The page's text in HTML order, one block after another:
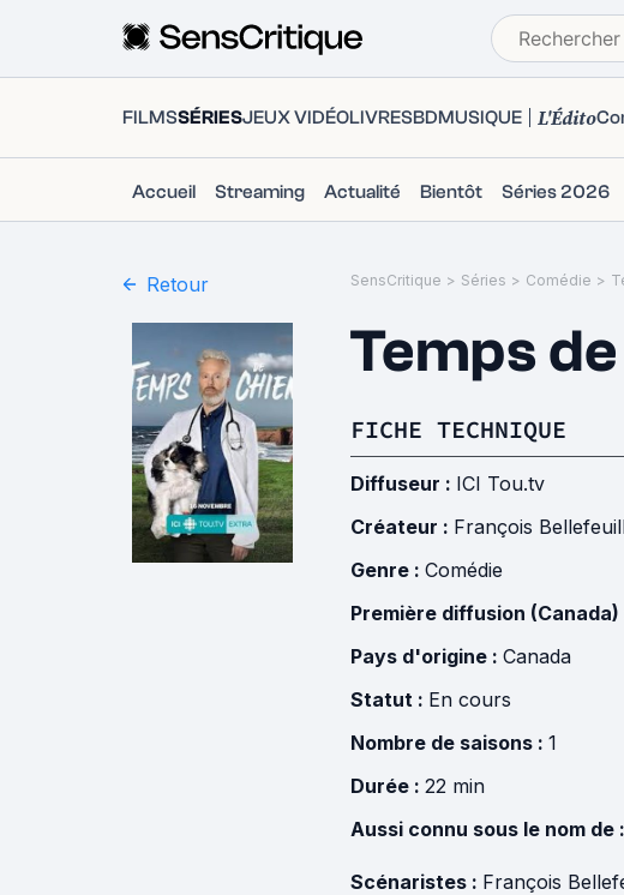
FILMSSÉRIESJEUX VIDÉOLIVRESBDMUSIQUE L'Édito
Accueil Streaming Actualité Bientôt Séries 2026
Retour SensCritique > Séries > Comédie >
Temps
FICHE TECHNIQUE
Diffuseur : ICI Tou.tv
Créateur : François
Genre : Comédie
Première diffusion (Canada)
Pays d'origine : Canada
Statut : En cours
Nombre de saisons : 1
Durée : 22 min
Aussi connu sous le nom de :
Scénaristes : François